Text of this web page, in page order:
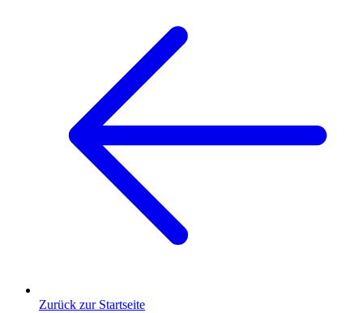
Zurück zur Startseite